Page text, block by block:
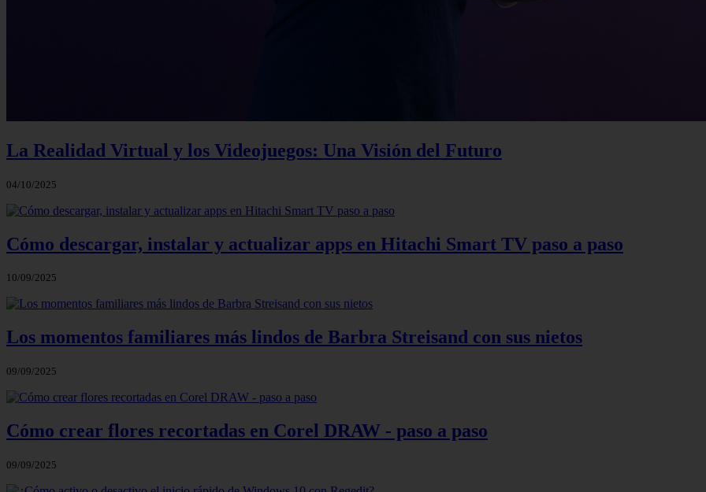
La Realidad Virtual y los Videojuegos: Una Visión del Futuro
04/10/2025
Cómo descargar, instalar y actualizar apps en Hitachi Smart TV paso a paso
10/09/2025
Los momentos familiares más lindos de Barbra Streisand con sus nietos
09/09/2025
Cómo crear flores recortadas en Corel DRAW - paso a paso
09/09/2025